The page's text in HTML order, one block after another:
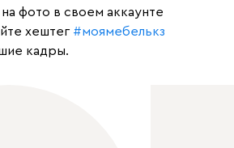
на фото в своем аккаунте
хештег #моямебелькз
кадры.